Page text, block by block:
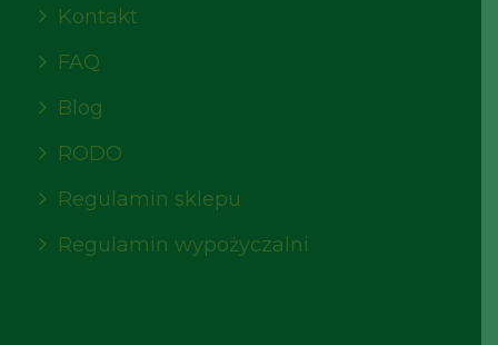
Kontakt
FAQ
Blog
RODO
Regulamin sklepu
Regulamin wypożyczalni